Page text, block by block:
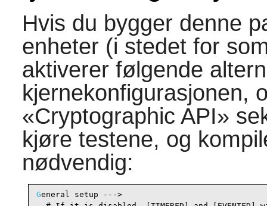
Hvis du bygger denne
enheter (i stedet for
aktiverer følgende
kjernekonfigurasjonen,
«Cryptographic API»
kjøre testene, og
nødvendig:
General setup --->